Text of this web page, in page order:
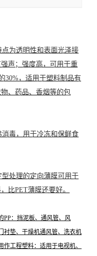
点为透明性和表面光泽接
声；强度高，可用于重
30%，适用于塑料制品有
、药品、香烟等的包
毒，用于冷冻和保鲜食
处理的定向薄膜可用于
比PET薄膜还要好。
PP：挡泥板、通风管、风
衬垫、干燥机通风管、洗衣机
工程塑料：适用于电视机、